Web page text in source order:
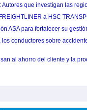
Autores que investigan las
a HSC
ASA para fortalecer su
conductores sobre
al ahorro del cliente y la